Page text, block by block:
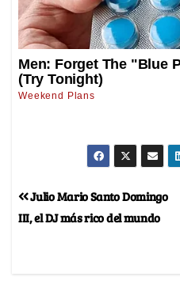
Julio Mario Santo Domingo
III, el DJ más rico del mundo